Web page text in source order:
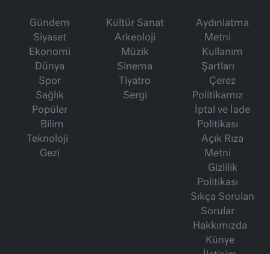
Gündem
Siyaset
Ekonomi
Dünya
Spor
Sağlık
Popüler
Bilim
Teknoloji
Gezi
Kültür Sanat
Arkeoloji
Müzik
Sinema
Tiyatro
Sergi
Aydınlatma
Metni
Kullanım
Şartları
Çerez
Politikamız
İptal ve İade
Politikası
Açık Rıza
Metni
Gizlilik
Politikası
Sıkça Sorulan
Sorular
Hakkımızda
Künye